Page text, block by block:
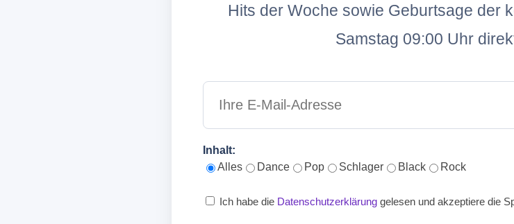
Hits der Woche sowie Geburtsage der
Samstag 09:00 Uhr
Inhalt:
Alles
Dance Pop Schlager Black Rock
Ich habe die Datenschutzerklärung gelesen und akzeptiere die